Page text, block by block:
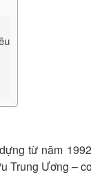
từ năm
Trung Ương –